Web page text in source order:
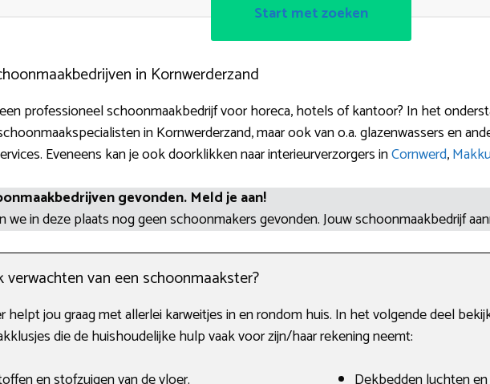
Start met zoeken
in Kornwerderzand
professioneel schoonmaakbedrijf voor horeca, hotels of kantoor? In het
in Kornwerderzand, maar ook van o.a. glazenwassers en
Eveneens kan je ook doorklikken naar interieurverzorgers inCornwerd,
gevonden. Meld je aan!
we in deze plaats nog geen schoonmakers gevonden. Jouw schoonmaakbedrijf
verwachten van een schoonmaakster?
helpt jou graag met allerlei karweitjes in en rondom huis. In het volgende deel
die de huishoudelijke hulp vaak voor zijn/haar rekening neemt: